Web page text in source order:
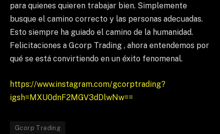
para quienes quieren trabajar bien. Simplemente
busque el camino correcto y las personas adecuadas.
Esto siempre ha guiado el camino de la humanidad.
Felicitaciones a Gcorp Trading , ahora entendemos por
qué se está convirtiendo en un éxito fenomenal.
https://www.instagram.com/gcorptrading?
igsh=MXU0dnF2MGV3dDlwNw==
Gcorp Trading